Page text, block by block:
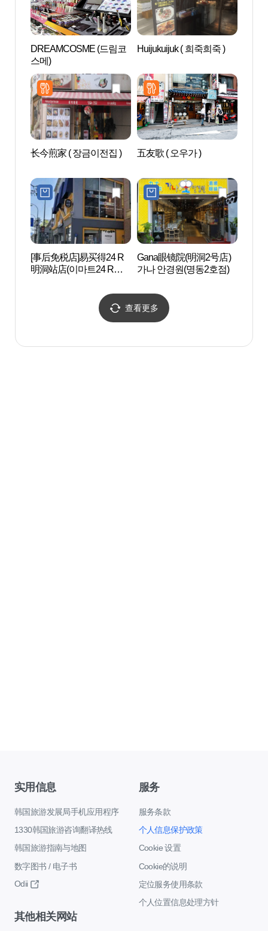
DREAMCOSME (드림코
스메)
Huijukuijuk ( 희죽희죽 )
长今煎家 ( 장금이전집 ) 五友歌 ( 오우가 )
[事后免税店]易买得24 R
明洞站店(이마트24 R명
Gana眼镜院(明洞2号店)
가나 안경원(명동2호점)
查看更多
实用信息
韩国旅游发展局手机应用程序
1330韩国旅游咨询翻译热线
韩国旅游指南与地图
数字图书 / 电子书
Odii
服务
服务条款
个人信息保护政策
Cookie 设置
Cookie的说明
定位服务使用条款
个人位置信息处理方针
其他相关网站